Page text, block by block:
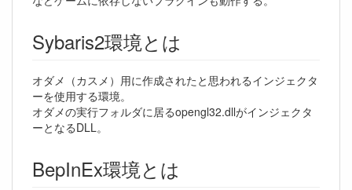
Sybaris2環境とは
オダメ（カスメ）用に作成されたと思われるインジェクタ
ーを使用する環境。
オダメの実行フォルダに居るopengl32.dllがインジェクタ
ーとなるDLL。
BepInEx環境とは